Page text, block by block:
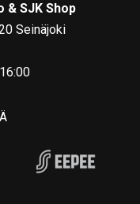
& SJK Shop
Seinäjoki